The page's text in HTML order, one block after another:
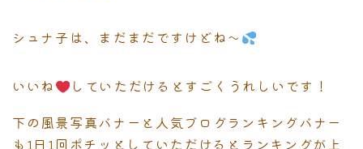
シュナ子は、まだまだですけどね〜
いいね
していただけるとすごくうれしいです！
下の風景写真バナーと人気ブログランキングバナー
も1日1回ポチッとしていただけるとランキングが上